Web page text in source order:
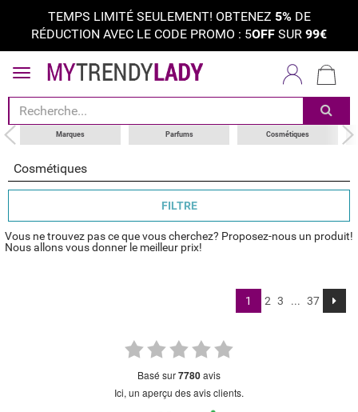
TEMPS LIMITÉ SEULEMENT! OBTENEZ 5%DE
RÉDUCTION AVEC LE CODE PROMO : 5OFF SUR 99€
Marques Parfums Cosmétiques
Cosmétiques
trier par
catégorie
marques
FILTRE
Vous ne trouvez pas ce que vous cherchez? Proposez-nous un produit!
Nous allons vous donner le meilleur prix!
1 2 3 ... 37
basé sur7780avis
Ici, un aperçu des avis clients.